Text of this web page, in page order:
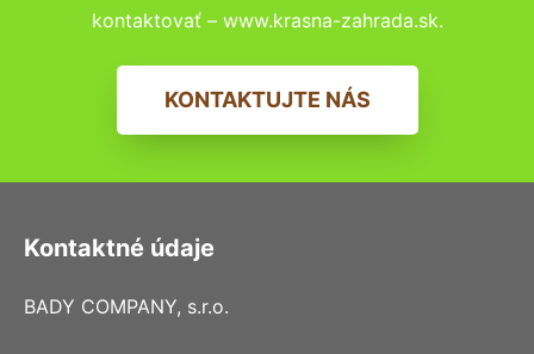
kontaktovať – www.krasna-zahrada.sk.
KONTAKTUJTE NÁS
Kontaktné údaje
BADY COMPANY, s.r.o.